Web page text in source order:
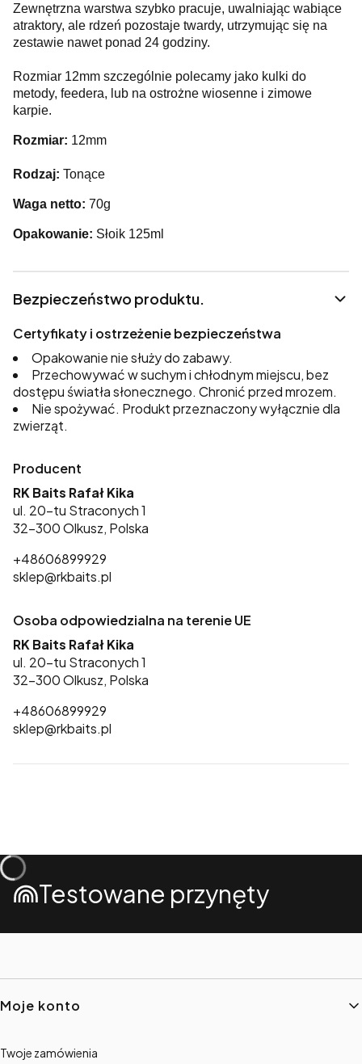
Zewnętrzna warstwa szybko pracuje, uwalniając wabiące
atraktory, ale rdzeń pozostaje twardy, utrzymując się na
zestawie nawet ponad 24 godziny.
Rozmiar 12mm szczególnie polecamy jako kulki do
metody, feedera, lub na ostrożne wiosenne i zimowe
karpie.
Rozmiar: 12mm
Rodzaj: Tonące
Waga netto: 70g
Opakowanie: Słoik 125ml
Bezpieczeństwo produktu.
Certyfikaty i ostrzeżenie bezpieczeństwa
Opakowanie nie służy do zabawy.
Przechowywać w suchym i chłodnym miejscu, bez
dostępu światła słonecznego. Chronić przed mrozem.
Nie spożywać. Produkt przeznaczony wyłącznie dla
zwierząt.
Producent
RK Baits Rafał Kika
ul. 20-tu Straconych 1
32-300 Olkusz, Polska
+48606899929
sklep@rkbaits.pl
Osoba odpowiedzialna na terenie UE
RK Baits Rafał Kika
ul. 20-tu Straconych 1
32-300 Olkusz, Polska
+48606899929
sklep@rkbaits.pl
Testowane przynęty
Linki w stopce
Moje konto
Twoje zamówienia